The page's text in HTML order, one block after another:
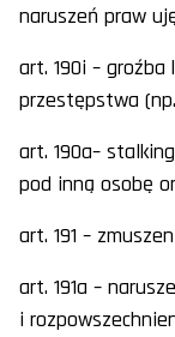
naruszeń praw
art. 190i – groźba
przestępstwa
art. 190a–
pod inną osobę
art. 191 –
art. 191a –
i